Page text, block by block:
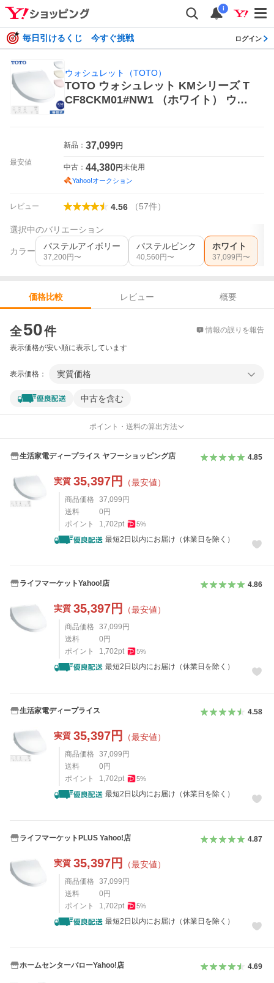
i
毎日引けるくじ 今すぐ挑戦 ログイン
ウォシュレット（TOTO）
TOTO ウォシュレット KMシリーズ T
CF8CKM01#NW1 （ホワイト） ウォ
最安値
新品： 37,099円
中古： 44,380円未使用
Yahoo!オークション
レビュー 4.56 （57件）
選択中のバリエーション
カラー パステルアイボリー
37,200 円〜
パステルピンク
40,560 円〜
ホワイト
37,099 円〜
価格比較 レビュー
概要
全50件 情報の誤りを報告
表示価格が安い順に表示しています
表示価格： 実質価格
中古を含む
ポイント・送料の算出方法
生活家電ディープライス ヤフーショッピング店 4.85
実質 35,397円 （最安値）
商品価格 37,099 円
送料
0 円
ポイント
1,702pt 5%
最短2日以内にお届け（休業日を除く）
ライフマーケットYahoo!店 4.86
実質 35,397円 （最安値）
商品価格 37,099 円
送料
0 円
ポイント
1,702pt 5%
最短2日以内にお届け（休業日を除く）
生活家電ディープライス 4.58
実質 35,397円 （最安値）
商品価格 37,099 円
送料
0 円
ポイント
1,702pt 5%
最短2日以内にお届け（休業日を除く）
ライフマーケットPLUS Yahoo!店 4.87
実質 35,397円 （最安値）
商品価格 37,099 円
送料
0 円
ポイント
1,702pt 5%
最短2日以内にお届け（休業日を除く）
ホームセンターバローYahoo!店 4.69